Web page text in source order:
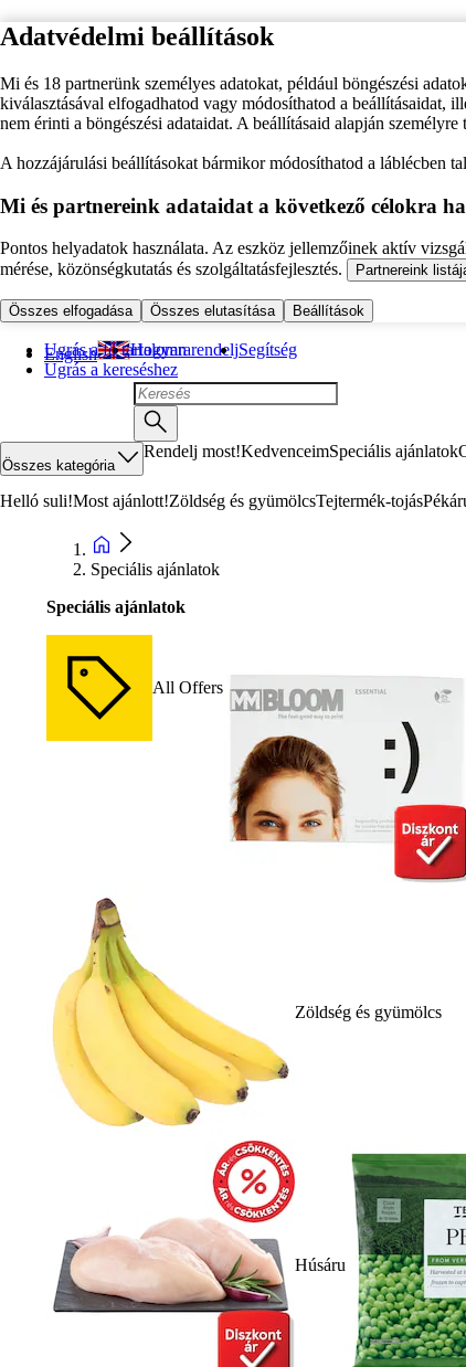
Adatvédelmi beállítások
Mi és 18 partnerünk személyes adatokat, például böngészési
kiválasztásával elfogadhatod vagy módosíthatod a beállításaidat,
nem érinti a böngészési adataidat. A beállításaid alapján
A hozzájárulási beállításokat bármikor módosíthatod a láblécben
Mi és partnereink adataidat a következő célokra
Pontos helyadatok használata. Az eszköz jellemzőinek aktív
mérése, közönségkutatás és szolgáltatásfejlesztés.
Partnereink
Összes elfogadása Összes elutasítása Beállítások
Ugrás a fő tartalomra
Ugrás a kereséshez
English Hogyan rendeljSegítség
Összes kategória
Rendelj most!KedvenceimSpeciális ajánlatok
Helló suli!Most ajánlott!Zöldség és gyümölcsTejtermék-tojás
Speciális ajánlatok
Speciális ajánlatok
All Offers
Zöldség és gyümölcs
Húsáru